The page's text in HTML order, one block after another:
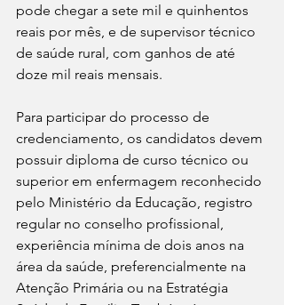
pode chegar a sete mil e quinhentos
reais por mês, e de supervisor técnico
de saúde rural, com ganhos de até
doze mil reais mensais.
Para participar do processo de
credenciamento, os candidatos devem
possuir diploma de curso técnico ou
superior em enfermagem reconhecido
pelo Ministério da Educação, registro
regular no conselho profissional,
experiência mínima de dois anos na
área da saúde, preferencialmente na
Atenção Primária ou na Estratégia